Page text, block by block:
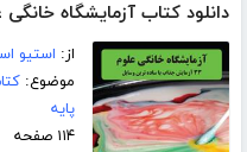
دانلود کتاب آزمایشگاه خانگی
از: استیو
موضوع:
پایه
۱۱۴ صفحه